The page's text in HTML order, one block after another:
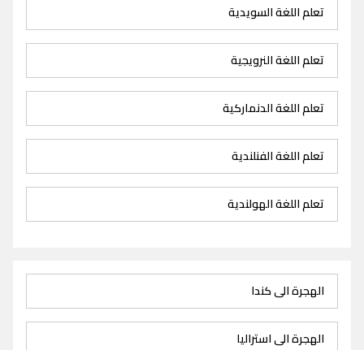
تعلم اللغة السويدية
تعلم اللغة النرويجية
تعلم اللغة الدنماركية
تعلم اللغة الفنلندية
تعلم اللغة الهولندية
الهجرة الى كندا
الهجرة الى استراليا